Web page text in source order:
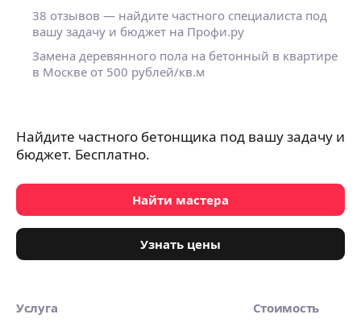
38 отзывов — найдите частного специалиста под
вашу задачу и бюджет на Профи.ру
Замена деревянного пола на бетонный в квартире
в Москве от 500 рублей/кв.м
Найдите частного бетонщика под вашу задачу и
бюджет. Бесплатно.
Найти мастера
Узнать цены
Услуга Стоимость